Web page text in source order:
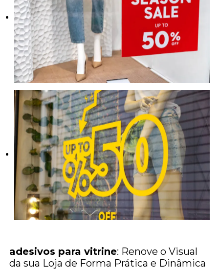
adesivos para vitrine: Renove o Visual
da sua Loja de Forma Prática e Dinâmica